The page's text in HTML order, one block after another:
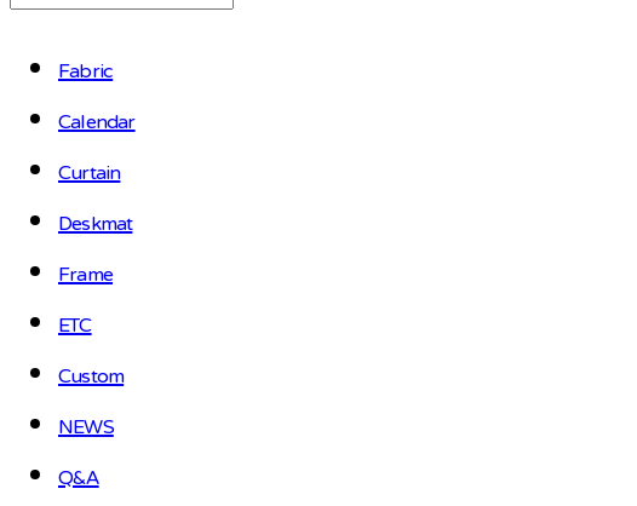
Fabric
Calendar
Curtain
Deskmat
Frame
ETC
Custom
NEWS
Q&A